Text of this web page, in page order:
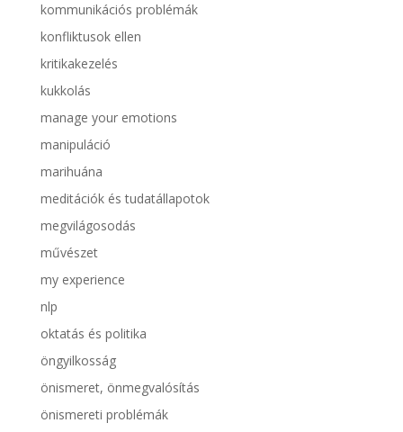
kommunikációs problémák
konfliktusok ellen
kritikakezelés
kukkolás
manage your emotions
manipuláció
marihuána
meditációk és tudatállapotok
megvilágosodás
művészet
my experience
nlp
oktatás és politika
öngyilkosság
önismeret, önmegvalósítás
önismereti problémák